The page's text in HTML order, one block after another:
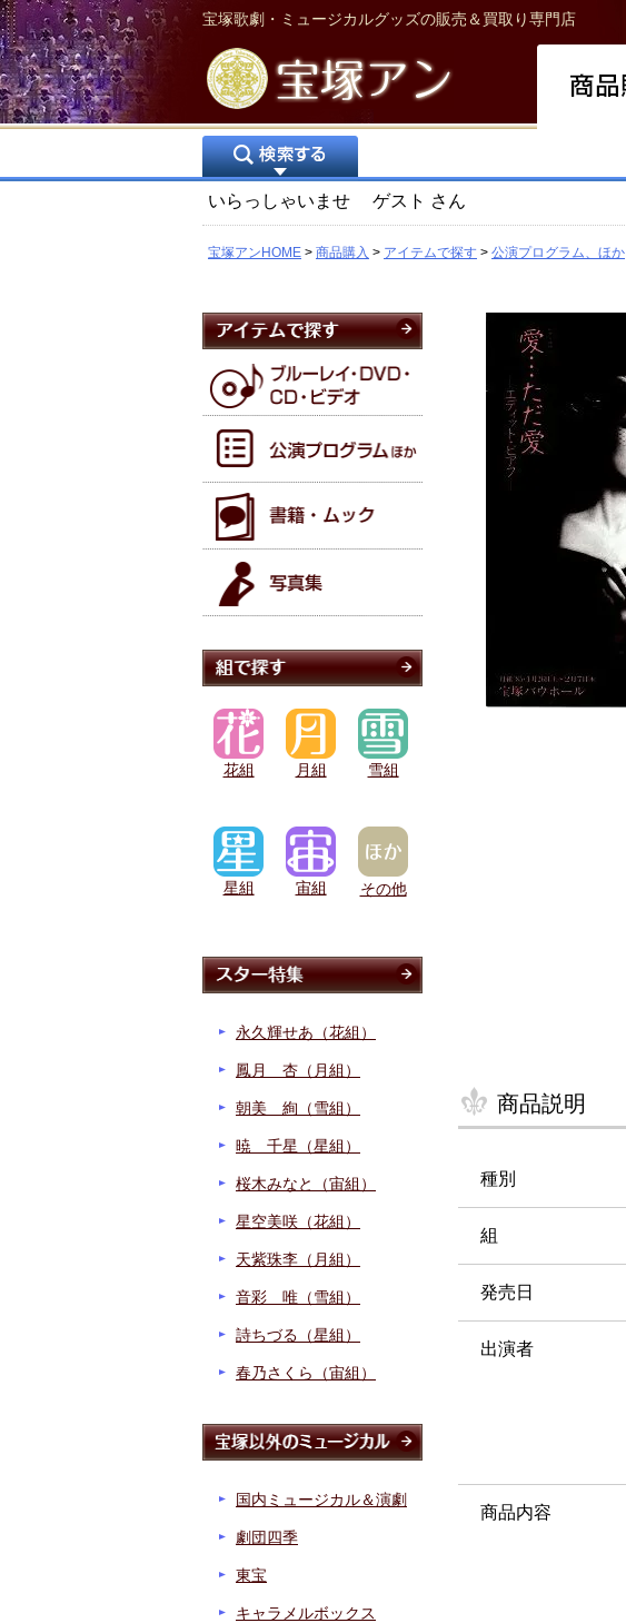
宝塚歌劇・ミュージカルグッズの販売＆買取り専門店
いらっしゃいませ ゲスト さん
宝塚アンHOME 商品購入 アイテムで探す 公演プログラム、ほか
商品説明
種別
組
発売日
出演者
商品内容
花組 月組 雪組
星組 宙組 その他
永久輝せあ（花組）
鳳月 杏（月組）
朝美 絢（雪組）
暁 千星（星組）
桜木みなと（宙組）
星空美咲（花組）
天紫珠李（月組）
音彩 唯（雪組）
詩ちづる（星組）
春乃さくら（宙組）
国内ミュージカル＆演劇
劇団四季
東宝
キャラメルボックス